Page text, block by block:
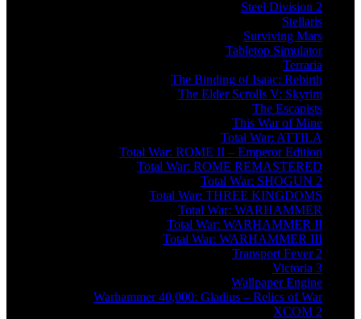
Steel Division 2
Stellaris
Surviving Mars
Tabletop Simulator
Terraria
The Binding of Isaac: Rebirth
The Elder Scrolls V: Skyrim
The Escapists
This War of Mine
Total War: ATTILA
Total War: ROME II – Emperor Edition
Total War: ROME REMASTERED
Total War: SHOGUN 2
Total War: THREE KINGDOMS
Total War: WARHAMMER
Total War: WARHAMMER II
Total War: WARHAMMER III
Transport Fever 2
Victoria 3
Wallpaper Engine
Warhammer 40,000: Gladius – Relics of War
XCOM 2